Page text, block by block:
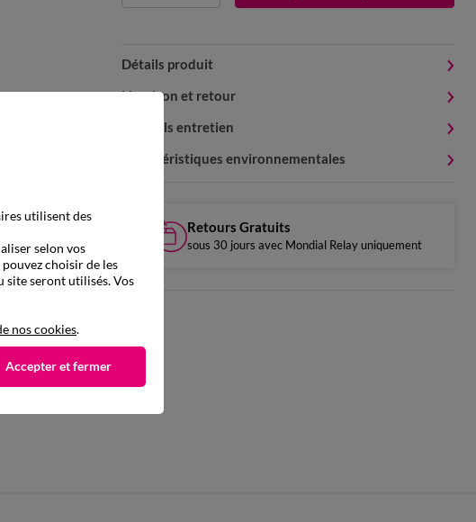
Détails produit
Livraison et retour
Conseils entretien
Caractéristiques environnementales
Retours Gratuits
sous 30 jours avec Mondial Relay uniquement
utilisent des
selon vos
choisir de les
site seront utilisés. Vos
nos cookies.
Accepter et fermer